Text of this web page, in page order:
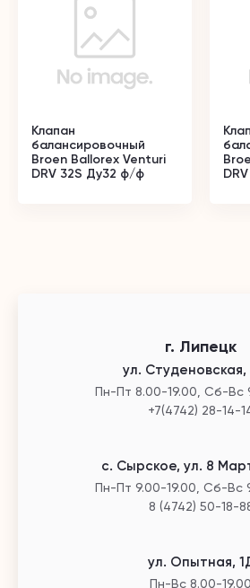
Клапан
балансировочный
Broen Ballorex Venturi
DRV 32S Ду32 ф/ф
г. Липецк
ул. Студеновская,
Пн-Пт 8.00-19.00, Сб-Вс
+7(4742) 28-14-
с. Сырское, ул. 8
Пн-Пт 9.00-19.00, Сб-Вс
8 (4742) 50-18-
ул. Опытная,
Пн-Вс 8.00-19.00